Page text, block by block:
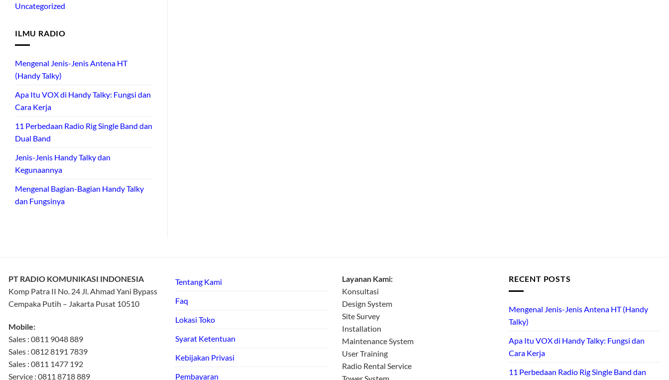
Uncategorized
ILMU RADIO
Mengenal Jenis-Jenis Antena HT
(Handy Talky)
Apa Itu VOX di Handy Talky: Fungsi dan
Cara Kerja
11 Perbedaan Radio Rig Single Band dan
Dual Band
Jenis-Jenis Handy Talky dan
Kegunaannya
Mengenal Bagian-Bagian Handy Talky
dan Fungsinya
PT RADIO KOMUNIKASI INDONESIA
Komp Patra II No. 24 Jl. Ahmad Yani Bypass
Cempaka Putih – Jakarta Pusat 10510
Mobile:
Sales : 0811 9048 889
Sales : 0812 8191 7839
Sales : 0811 1477 192
Service : 0811 8718 889
Tentang Kami
Faq
Lokasi Toko
Syarat Ketentuan
Kebijakan Privasi
Pembayaran
Layanan Kami:
Konsultasi
Design System
Site Survey
Installation
Maintenance System
User Training
Radio Rental Service
RECENT POSTS
Mengenal Jenis-Jenis Antena HT (Handy
Talky)
Apa Itu VOX di Handy Talky: Fungsi dan
Cara Kerja
11 Perbedaan Radio Rig Single Band dan